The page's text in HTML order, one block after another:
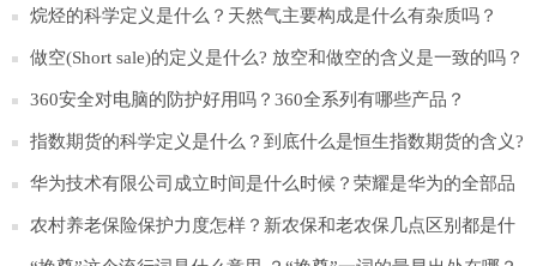
的特点是什么？
烷烃的科学定义是什么？天然气主要构成是什么有杂质吗？
做空(Short sale)的定义是什么? 放空和做空的含义是一致的吗？
360安全对电脑的防护好用吗？360全系列有哪些产品？
指数期货的科学定义是什么？到底什么是恒生指数期货的含义?
​华为技术有限公司成立时间是什么时候？荣耀是华为的全部品
牌吗？
农村养老保险保护力度怎样？新农保和老农保几点区别都是什